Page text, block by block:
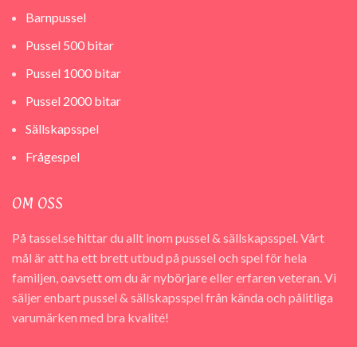
Barnpussel
Pussel 500 bitar
Pussel 1000 bitar
Pussel 2000 bitar
Sällskapsspel
Frågespel
OM OSS
På tassel.se hittar du allt inom pussel & sällskapsspel. Vårt
mål är att ha ett brett utbud på pussel och spel för hela
familjen, oavsett om du är nybörjare eller erfaren veteran. Vi
säljer enbart pussel & sällskapsspel från kända och pålitliga
varumärken med bra kvalité!